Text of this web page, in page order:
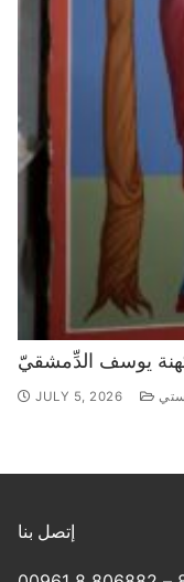
يوسف الدِّمشقيّ
JULY 5, 2026
إتصل بنا